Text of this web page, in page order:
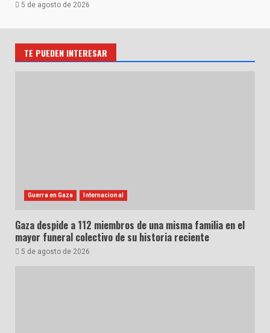
5 de agosto de 2026
TE PUEDEN INTERESAR
Guerra en Gaza Internacional
Gaza despide a 112 miembros de una misma familia en el
mayor funeral colectivo de su historia reciente
5 de agosto de 2026